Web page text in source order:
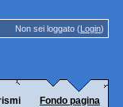
Non sei loggato (Login)
Fondo pagina